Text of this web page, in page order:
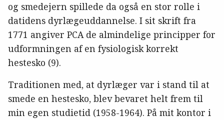
og smedejern spillede da også en stor rolle i
datidens dyrlægeuddannelse. I sit skrift fra
1771 angiver PCA de almindelige principper for
udformningen af en fysiologisk korrekt
hestesko (9).
Traditionen med, at dyrlæger var i stand til at
smede en hestesko, blev bevaret helt frem til
min egen studietid (1958-1964). På mit kontor i